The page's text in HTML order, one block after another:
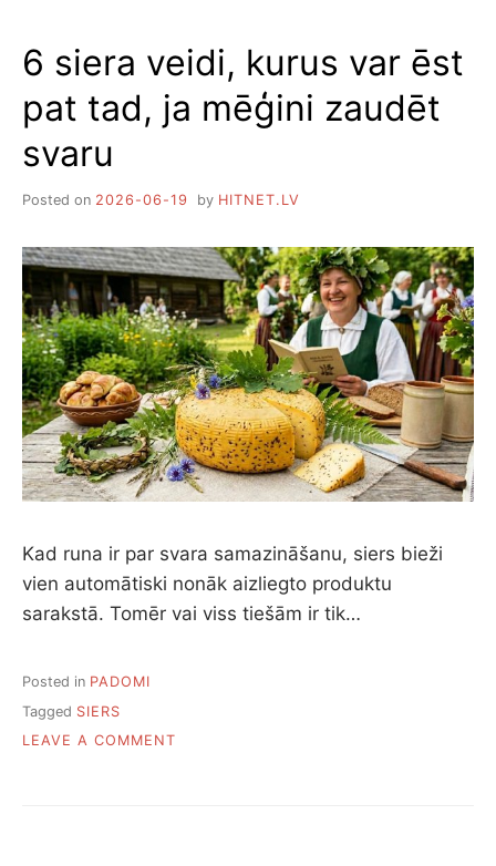
6 siera veidi, kurus var ēst
pat tad, ja mēģini zaudēt
svaru
Posted on 2026-06-19 by HITNET.LV
Kad runa ir par svara samazināšanu, siers bieži
vien automātiski nonāk aizliegto produktu
sarakstā. Tomēr vai viss tiešām ir tik…
Posted in PADOMI
Tagged SIERS
LEAVE A COMMENT